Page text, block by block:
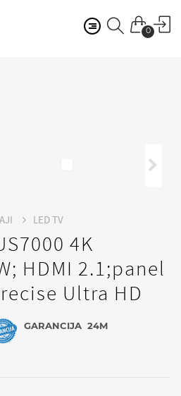
0
LED TV
4K
HDMI 2.1;panel
Ultra HD
GARANCIJA 24M